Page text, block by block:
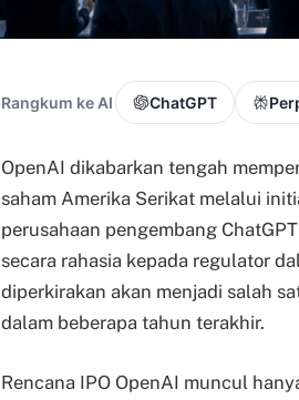
Rangkum ke AI ChatGPT
OpenAI dikabarkan tengah
saham Amerika Serikat melalui
perusahaan pengembang
secara rahasia kepada regulator
diperkirakan akan menjadi salah
dalam beberapa tahun terakhir.
Rencana IPO OpenAI muncul